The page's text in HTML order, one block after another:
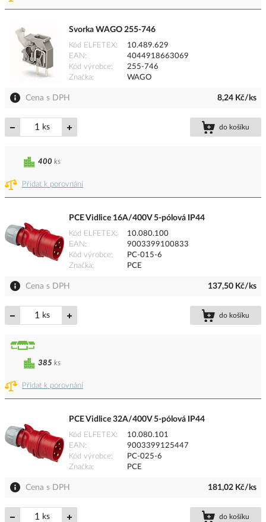
Svorka WAGO 255-746
Kód ELFETEX
10.489.629
EAN
4044918663069
Kód výrobce
255-746
Značka
WAGO
Cena s DPH 8,24 Kč/ks
ks do košíku
Přidat k porovnání
400 ks
PCE Vidlice 16A/400V 5-pólová IP44
Kód ELFETEX
10.080.100
EAN
9003399100833
Kód výrobce
PC-015-6
Značka
PCE
Cena s DPH 137,50 Kč/ks
ks do košíku
Přidat k porovnání
385 ks
PCE Vidlice 32A/400V 5-pólová IP44
Kód ELFETEX
10.080.101
EAN
9003399125447
Kód výrobce
PC-025-6
Značka
PCE
Cena s DPH 181,02 Kč/ks
ks do košíku